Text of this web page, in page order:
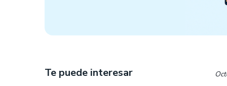
Te puede interesar